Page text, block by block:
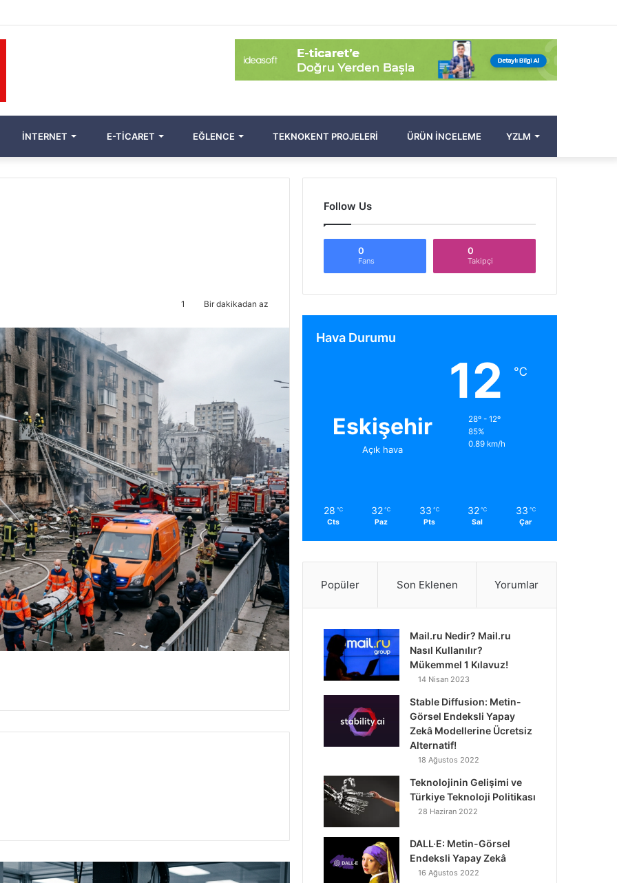
yap
...
Bölmesi
Makale
Ol
İNTERNET E-TICARET EĞLENCE TEKNOKENT PROJELERI ÜRÜN İNCELEME YZLM
1 Bir dakikadan az
Follow Us
0
Fans
0
Takipçi
Hava Durumu
Eskişehir
Açık hava
12 ℃
28º - 12º
85%
0.89 km/h
28 ℃
Cts
32 ℃
Paz
33 ℃
Pts
32 ℃
Sal
33 ℃
Çar
Popüler Son Eklenen Yorumlar
Mail.ru Nedir? Mail.ru
Nasıl Kullanılır?
Mükemmel 1 Kılavuz!
14 Nisan 2023
Stable Diffusion: Metin-
Görsel Endeksli Yapay
Zekâ Modellerine Ücretsiz
Alternatif!
18 Ağustos 2022
Teknolojinin Gelişimi ve
Türkiye Teknoloji Politikası
28 Haziran 2022
DALL·E: Metin-Görsel
Endeksli Yapay Zekâ
16 Ağustos 2022